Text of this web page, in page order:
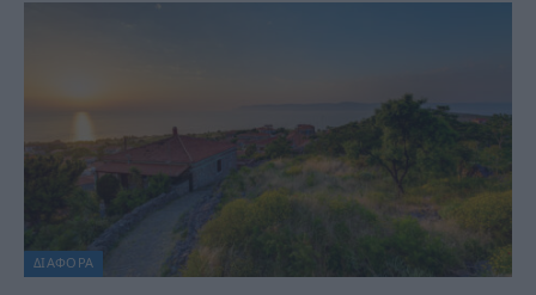
ΔΙΆΦΟΡΑ